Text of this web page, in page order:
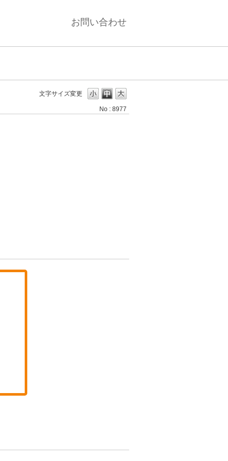
お問い合わせ
文字サイズ変更
No : 8977